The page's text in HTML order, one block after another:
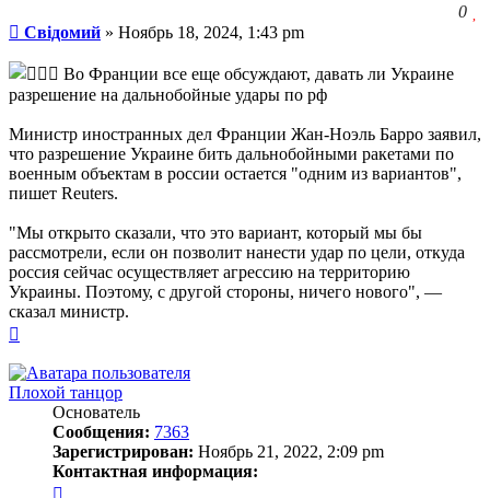
0
Сообщение
Свідомий » Ноябрь 18, 2024, 1:43 pm
Во Франции все еще обсуждают, давать ли Украине
разрешение на дальнобойные удары по рф
Министр иностранных дел Франции Жан-Ноэль Барро заявил,
что разрешение Украине бить дальнобойными ракетами по
военным объектам в россии остается "одним из вариантов",
пишет Reuters.
"Мы открыто сказали, что это вариант, который мы бы
рассмотрели, если он позволит нанести удар по цели, откуда
россия сейчас осуществляет агрессию на территорию
Украины. Поэтому, с другой стороны, ничего нового", —
сказал министр.
началу
Плохой танцор
Основатель
Сообщения: 7363
Зарегистрирован: Ноябрь 21, 2022, 2:09 pm
Контактная информация: